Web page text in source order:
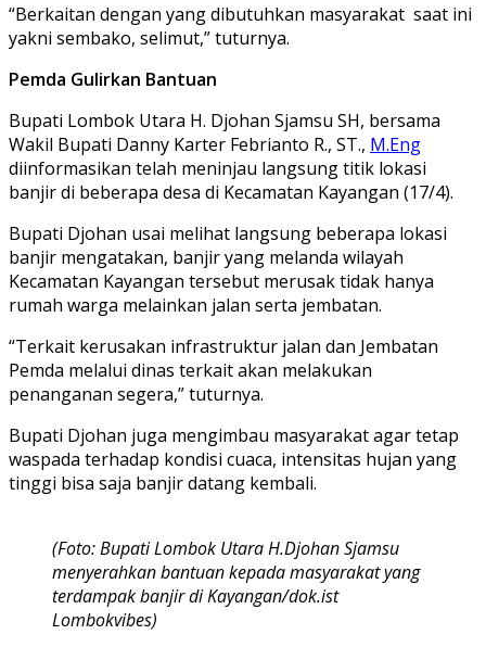
“Berkaitan dengan yang dibutuhkan masyarakat saat ini
yakni sembako, selimut,” tuturnya.
Pemda Gulirkan Bantuan
Bupati Lombok Utara H. Djohan Sjamsu SH, bersama
Wakil Bupati Danny Karter Febrianto R., ST., M.Eng
diinformasikan telah meninjau langsung titik lokasi
banjir di beberapa desa di Kecamatan Kayangan (17/4).
Bupati Djohan usai melihat langsung beberapa lokasi
banjir mengatakan, banjir yang melanda wilayah
Kecamatan Kayangan tersebut merusak tidak hanya
rumah warga melainkan jalan serta jembatan.
“Terkait kerusakan infrastruktur jalan dan Jembatan
Pemda melalui dinas terkait akan melakukan
penanganan segera,” tuturnya.
Bupati Djohan juga mengimbau masyarakat agar tetap
waspada terhadap kondisi cuaca, intensitas hujan yang
tinggi bisa saja banjir datang kembali.
(Foto: Bupati Lombok Utara H.Djohan Sjamsu
menyerahkan bantuan kepada masyarakat yang
terdampak banjir di Kayangan/dok.ist
Lombokvibes)